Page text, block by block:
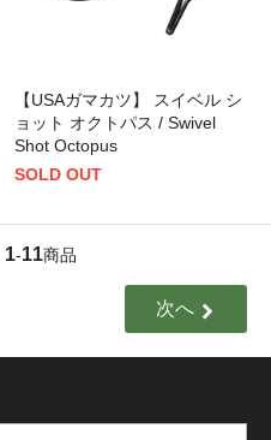
【USAガマカツ】 スイベル シ
ョット オクトパス / Swivel
Shot Octopus
SOLD OUT
1-11商品
次へ